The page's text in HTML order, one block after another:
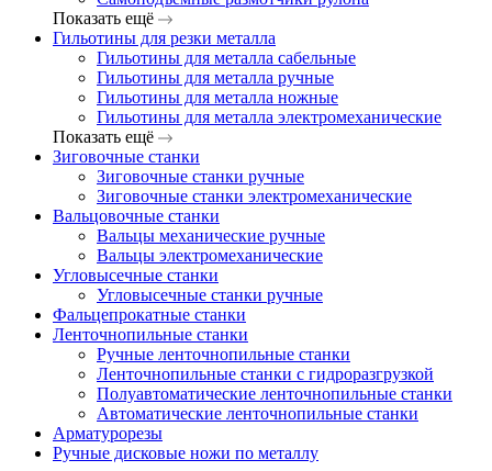
Показать ещё
Гильотины для резки металла
Гильотины для металла сабельные
Гильотины для металла ручные
Гильотины для металла ножные
Гильотины для металла электромеханические
Показать ещё
Зиговочные станки
Зиговочные станки ручные
Зиговочные станки электромеханические
Вальцовочные станки
Вальцы механические ручные
Вальцы электромеханические
Угловысечные станки
Угловысечные станки ручные
Фальцепрокатные станки
Ленточнопильные станки
Ручные ленточнопильные станки
Ленточнопильные станки с гидроразгрузкой
Полуавтоматические ленточнопильные станки
Автоматические ленточнопильные станки
Арматурорезы
Ручные дисковые ножи по металлу